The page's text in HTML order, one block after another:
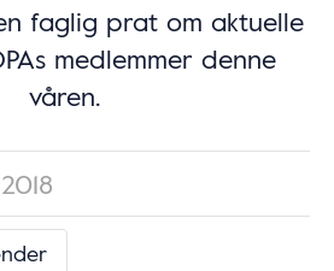
faglig prat om aktuelle
medlemmer denne
våren.